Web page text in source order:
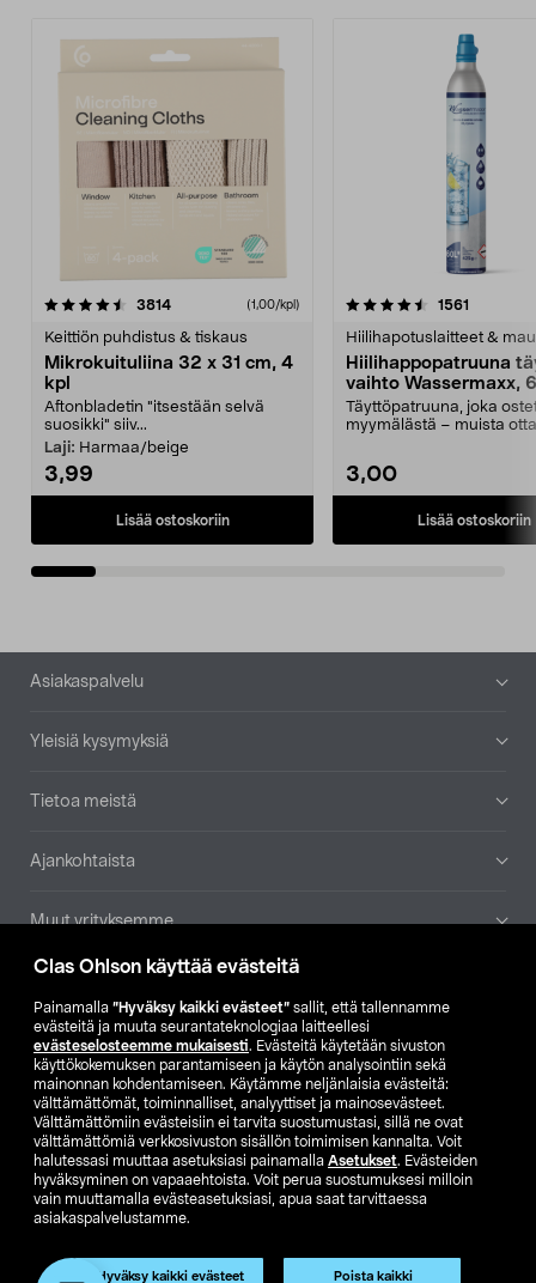
Clas Ohlson käyttää evästeitä
Painamalla ”Hyväksy kaikki evästeet” sallit, että tallennamme
evästeitä ja muuta seurantateknologiaa laitteellesi
evästeselosteemme mukaisesti. Evästeitä käytetään sivuston
käyttökokemuksen parantamiseen ja käytön analysointiin sekä
mainonnan kohdentamiseen. Käytämme neljänlaisia evästeitä:
välttämättömät, toiminnalliset, analyyttiset ja mainosevästeet.
Välttämättömiin evästeisiin ei tarvita suostumustasi, sillä ne ovat
välttämättömiä verkkosivuston sisällön toimimisen kannalta. Voit
halutessasi muuttaa asetuksiasi painamalla Asetukset. Evästeiden
hyväksyminen on vapaaehtoista. Voit perua suostumuksesi milloin
vain muuttamalla evästeasetuksiasi, apua saat tarvittaessa
asiakaspalvelustamme.
Hyväksy kaikki evästeet Poista kaikki
Tuote on poistunut
3814arvostelut (1,00/kpl)
Keittiön puhdistus & tiskaus
Mikrokuituliina 32 x 31 cm, 4
kpl
Aftonbladetin "itsestään selvä
suosikki" siiv...
Laji: Harmaa/beige
3,99
Lisää ostoskoriin
4.5viidestä
1561
Hiilihapotuslaitteet &
Hiilihappopatruuna
vaihto Wassermaxx,
Täyttöpatruuna, joka
myymälästä – muista
3,00
Lisää ostoskoriin
4.5viidestä
Alatunniste
Asiakaspalvelu
Yleisiä kysymyksiä
Tietoa meistä
Ajankohtaista
Muut yrityksemme
Etsi myymälä
SE NO FI
FI SV
Näytä hinnat ilman ALV:a